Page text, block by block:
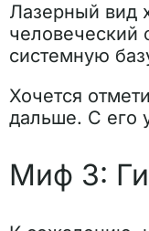
Лазерный вид
человеческий
системную
Хочется
дальше. С его
Миф 3: